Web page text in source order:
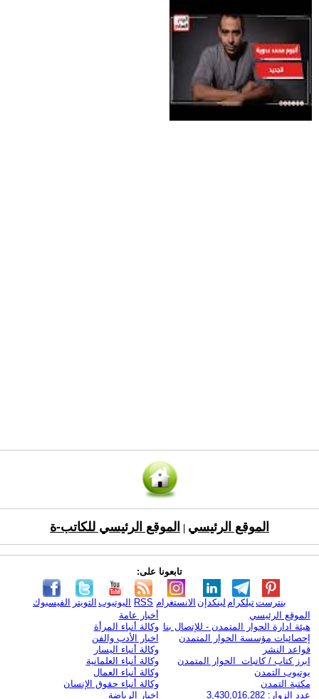
الموقع الرئيسي الموقع الرئيسي للكاتب-ة
تابعونا على:
الفيسبوك التويتر اليوتيوب RSS الانستغرام لينكدإن تيلكرامبنترست
الموقع الرئيسي
هيئة ادارة الحوار المتمدن - للإتصال بنا
إحصائيات مؤسسة الحوار المتمدن
قواعد النشر
ابرز كتاب / كاتبات الحوار المتمدن
يوتيوب التمدن
مكتبة التمدن
عدد الزوار: 3,430,016,282
أخبار عامة
وكالة أنباء المرأة
اخبار الأدب والفن
وكالة أنباء اليسار
وكالة أنباء العلمانية
وكالة أنباء العمال
وكالة أنباء حقوق الإنسان
اخبار الرياضة